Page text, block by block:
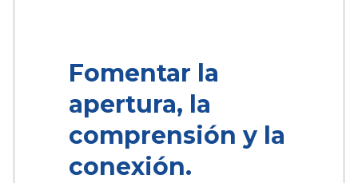
Fomentar la
apertura, la
comprensión y la
conexión.